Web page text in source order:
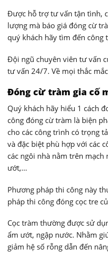
Được hỗ trợ tư vấn tận tình,
lượng mà báo giá đóng cừ
quý khách hãy tìm đến công
Đội ngũ chuyên viên tư vấn
tư vấn 24/7. Về mọi thắc
Đóng cừ tràm gia cố
Quý khách hãy hiểu 1 cách
công đóng cừ tràm là biện
cho các công trình có trọng
và đặc biệt phù hợp với các
các ngôi nhà nằm trên
ướt,…
Phương pháp thi công này
pháp thi công đóng cọc tre
Cọc tràm thường được sử
ẩm ướt, ngập nước. Nhằm
giảm hệ số rỗng dẫn đến